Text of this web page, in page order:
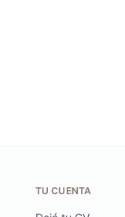
TU CUENTA